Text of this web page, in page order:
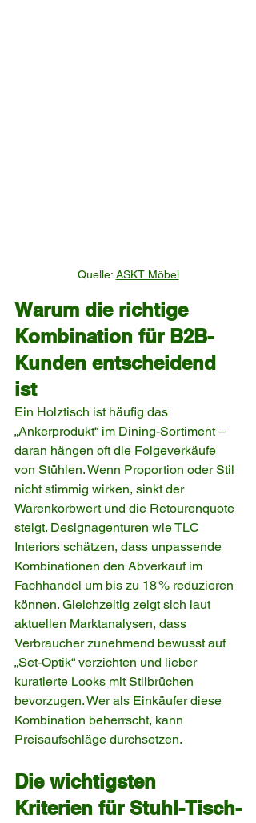
Quelle: ASKT Möbel
Warum die richtige
Kombination für B2B-
Kunden entscheidend
ist
Ein Holztisch ist häufig das
„Ankerprodukt“ im Dining-Sortiment –
daran hängen oft die Folgeverkäufe
von Stühlen. Wenn Proportion oder Stil
nicht stimmig wirken, sinkt der
Warenkorbwert und die Retourenquote
steigt. Designagenturen wie TLC
Interiors schätzen, dass unpassende
Kombinationen den Abverkauf im
Fachhandel um bis zu 18 % reduzieren
können. Gleichzeitig zeigt sich laut
aktuellen Marktanalysen, dass
Verbraucher zunehmend bewusst auf
„Set-Optik“ verzichten und lieber
kuratierte Looks mit Stilbrüchen
bevorzugen. Wer als Einkäufer diese
Kombination beherrscht, kann
Preisaufschläge durchsetzen.
Die wichtigsten
Kriterien für Stuhl-Tisch-